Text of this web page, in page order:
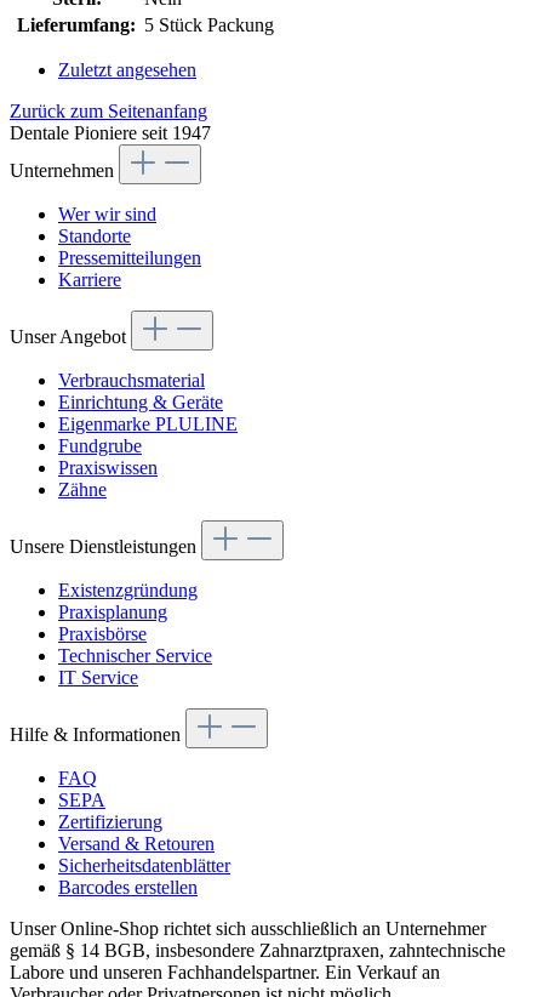
Lieferumfang: 5 Stück Packung
Zuletzt angesehen
Zurück zum Seitenanfang
Dentale Pioniere seit 1947
Unternehmen
Wer wir sind
Standorte
Pressemitteilungen
Karriere
Unser Angebot
Verbrauchsmaterial
Einrichtung & Geräte
Eigenmarke PLULINE
Fundgrube
Praxiswissen
Zähne
Unsere Dienstleistungen
Existenzgründung
Praxisplanung
Praxisbörse
Technischer Service
IT Service
Hilfe & Informationen
FAQ
SEPA
Zertifizierung
Versand & Retouren
Sicherheitsdatenblätter
Barcodes erstellen
Unser Online-Shop richtet sich ausschließlich an Unternehmer
gemäß § 14 BGB, insbesondere Zahnarztpraxen, zahntechnische
Labore und unseren Fachhandelspartner. Ein Verkauf an